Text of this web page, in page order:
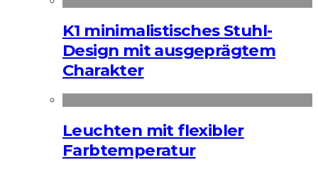
K1 minimalistisches Stuhl-
Design mit ausgeprägtem
Charakter
Leuchten mit flexibler
Farbtemperatur